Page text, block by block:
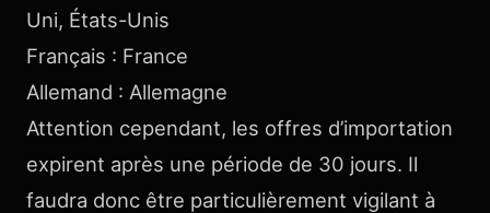
Uni, États-Unis
Français : France
Allemand : Allemagne
Attention cependant, les offres d’importation
expirent après une période de 30 jours. Il
faudra donc être particulièrement vigilant à